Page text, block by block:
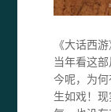
《大话西
当年看这
今呢，为
生如戏！